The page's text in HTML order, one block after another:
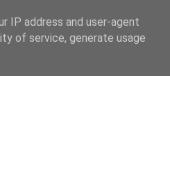
IP address and user-agent
of service, generate usage